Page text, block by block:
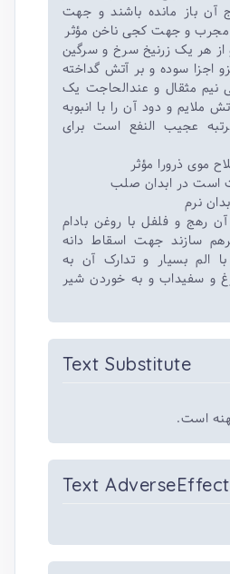
آن باز مانده باشند و جهت
مجرب و جهت کجی ناخن مؤثر
هر یک زرنیخ سرخ و سرگین
اجزا سوده و بر آتش گداخته
نیم مثقال و عندالحاجت یک
ملایم و دود آن را با انبوبه
عجیب النفع است برای
موی ذرورا مؤثر
است در ابدان صلب
نرم
رهج و فلفل با روغن بادام
سازند جهت اسقاط دانه
الم بسیار و تدارک آن به
و سفیداب و به خوردن شیر
Text Substitute
است.
Text AdverseEffect